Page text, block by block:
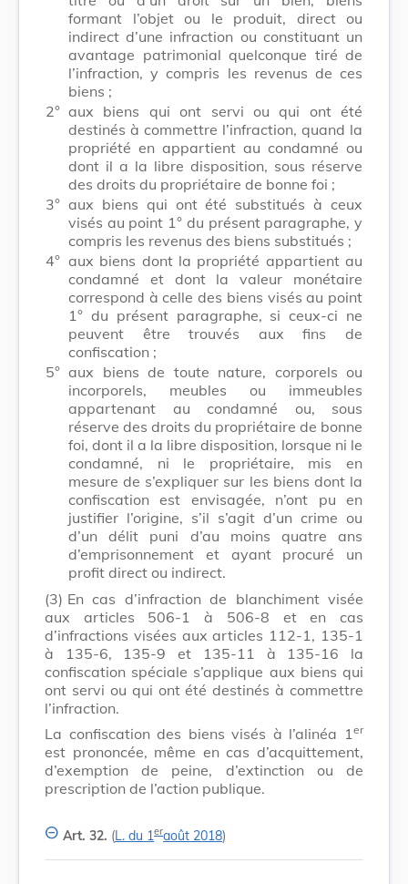
formant l’objet ou le produit, direct ou
indirect d’une infraction ou constituant un
avantage patrimonial quelconque tiré de
l’infraction, y compris les revenus de ces
biens ;
2° aux biens qui ont servi ou qui ont été
destinés à commettre l’infraction, quand la
propriété en appartient au condamné ou
dont il a la libre disposition, sous réserve
des droits du propriétaire de bonne foi ;
3° aux biens qui ont été substitués à ceux
visés au point 1° du présent paragraphe, y
compris les revenus des biens substitués ;
4° aux biens dont la propriété appartient au
condamné et dont la valeur monétaire
correspond à celle des biens visés au point
1° du présent paragraphe, si ceux-ci ne
peuvent être trouvés aux fins de
confiscation ;
5° aux biens de toute nature, corporels ou
incorporels, meubles ou immeubles
appartenant au condamné ou, sous
réserve des droits du propriétaire de bonne
foi, dont il a la libre disposition, lorsque ni le
condamné, ni le propriétaire, mis en
mesure de s’expliquer sur les biens dont la
confiscation est envisagée, n’ont pu en
justifier l’origine, s’il s’agit d’un crime ou
d’un délit puni d’au moins quatre ans
d’emprisonnement et ayant procuré un
profit direct ou indirect.
(3) En cas d’infraction de blanchiment visée
aux articles 506-1 à 506-8 et en cas
d’infractions visées aux articles 112-1, 135-1
à 135-6, 135-9 et 135-11 à 135-16 la
confiscation spéciale s’applique aux biens qui
ont servi ou qui ont été destinés à commettre
l’infraction.
La confiscation des biens visés à l’alinéa 1 er
est prononcée, même en cas d’acquittement,
d’exemption de peine, d’extinction ou de
prescription de l’action publique.
Art. 32. (L. du 1eraoût 2018)